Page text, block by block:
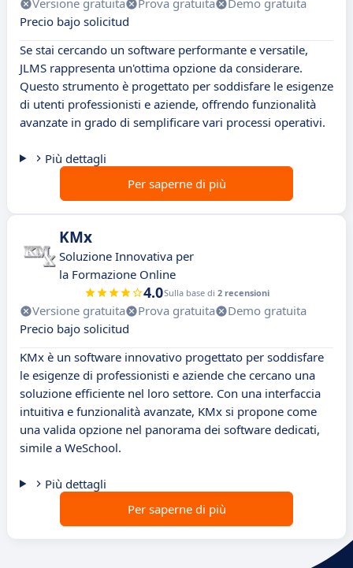
Versione gratuita Prova gratuita
Demo gratuita
Precio bajo solicitud
Se stai cercando un software performante e versatile,
JLMS rappresenta un'ottima opzione da considerare.
Questo strumento è progettato per soddisfare le esigenze
di utenti professionisti e aziende, offrendo funzionalità
avanzate in grado di semplificare vari processi operativi.
Più dettagli
Per saperne di più
KMx
Soluzione Innovativa per
la Formazione Online
4.0Sulla base di 2 recensioni
Versione gratuita Prova gratuita
Demo gratuita
Precio bajo solicitud
KMx è un software innovativo progettato per soddisfare
le esigenze di professionisti e aziende che cercano una
soluzione efficiente nel loro settore. Con una interfaccia
intuitiva e funzionalità avanzate, KMx si propone come
una valida opzione nel panorama dei software dedicati,
simile a WeSchool.
Più dettagli
Per saperne di più